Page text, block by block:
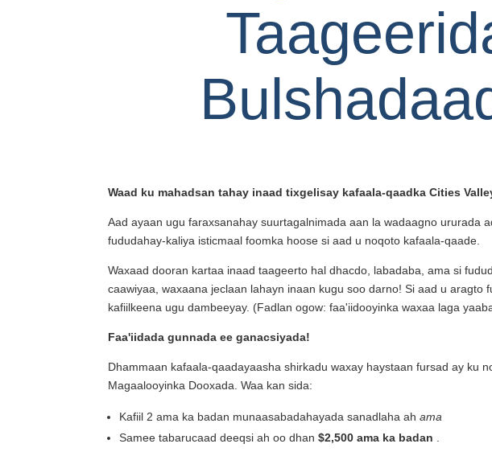
Waad ku mahadsan tahay inaad tixgelisay kafaala-qaadka Cities
Aad ayaan ugu faraxsanahay suurtagalnimada aan la wadaagno ururada
fududahay-kaliya isticmaal foomka hoose si aad u noqoto kafaala-qaade.
Waxaad dooran kartaa inaad taageerto hal dhacdo, labadaba, ama si
caawiyaa, waxaana jeclaan lahayn inaan kugu soo darno! Si aad u
kafiilkeena ugu dambeeyay. (Fadlan ogow: faa'iidooyinka waxaa laga
Faa'iidada gunnada ee ganacsiyada!
Dhammaan kafaala-qaadayaasha shirkadu waxay haystaan fursad ay ku
Magaalooyinka Dooxada. Waa kan sida:
Kafiil 2 ama ka badan munaasabadahayada sanadlaha ahama
Samee tabarucaad deeqsi ah oo dhan$2,500 ama ka badan